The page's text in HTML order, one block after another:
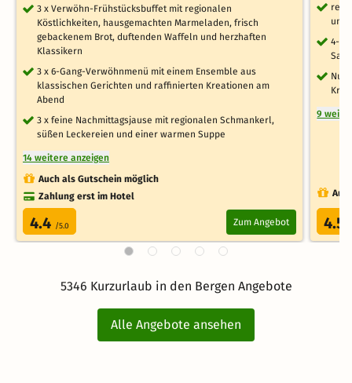
3 x Verwöhn-Frühstücksbuffet mit regionalen
Köstlichkeiten, hausgemachten Marmeladen, frisch
gebackenem Brot, duftenden Waffeln und herzhaften
Klassikern
3 x 6-Gang-Verwöhnmenü mit einem Ensemble aus
klassischen Gerichten und raffinierten Kreationen am
Abend
3 x feine Nachmittagsjause mit regionalen Schmankerl,
süßen Leckereien und einer warmen Suppe
14 weitere anzeigen
Auch als Gutschein möglich
Zahlung erst im Hotel
4.4 /5.0 Zum Angebot
und
4-
9
4.5
5346 Kurzurlaub in den Bergen Angebote
Alle Angebote ansehen